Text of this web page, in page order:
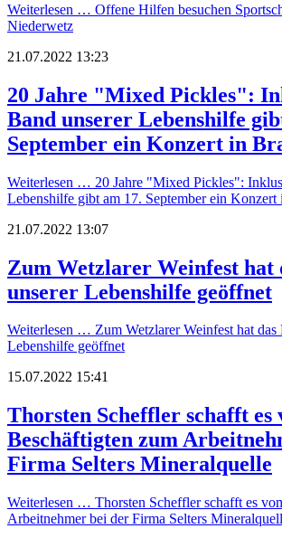
Weiterlesen … Offene Hilfen besuchen
Niederwetz
21.07.2022 13:23
20 Jahre "Mixed Pickles":
Band unserer Lebenshilfe
September ein Konzert in
Weiterlesen … 20 Jahre "Mixed Pickles":
Lebenshilfe gibt am 17. September ein Konzert
21.07.2022 13:07
Zum Wetzlarer Weinfest hat
unserer Lebenshilfe geöffnet
Weiterlesen … Zum Wetzlarer Weinfest hat das
Lebenshilfe geöffnet
15.07.2022 15:41
Thorsten Scheffler schafft es
Beschäftigten zum
Firma Selters Mineralquelle
Weiterlesen … Thorsten Scheffler schafft es
Arbeitnehmer bei der Firma Selters